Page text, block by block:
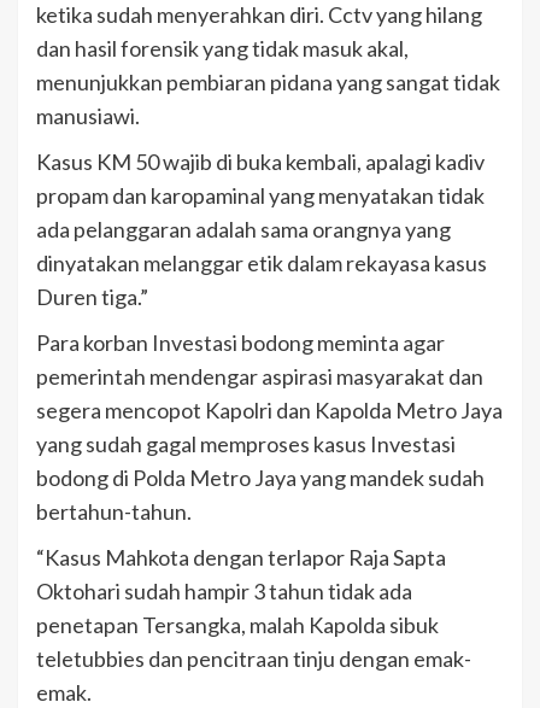
ketika sudah menyerahkan diri. Cctv yang hilang
dan hasil forensik yang tidak masuk akal,
menunjukkan pembiaran pidana yang sangat tidak
manusiawi.
Kasus KM 50 wajib di buka kembali, apalagi kadiv
propam dan karopaminal yang menyatakan tidak
ada pelanggaran adalah sama orangnya yang
dinyatakan melanggar etik dalam rekayasa kasus
Duren tiga.”
Para korban Investasi bodong meminta agar
pemerintah mendengar aspirasi masyarakat dan
segera mencopot Kapolri dan Kapolda Metro Jaya
yang sudah gagal memproses kasus Investasi
bodong di Polda Metro Jaya yang mandek sudah
bertahun-tahun.
“Kasus Mahkota dengan terlapor Raja Sapta
Oktohari sudah hampir 3 tahun tidak ada
penetapan Tersangka, malah Kapolda sibuk
teletubbies dan pencitraan tinju dengan emak-
emak.